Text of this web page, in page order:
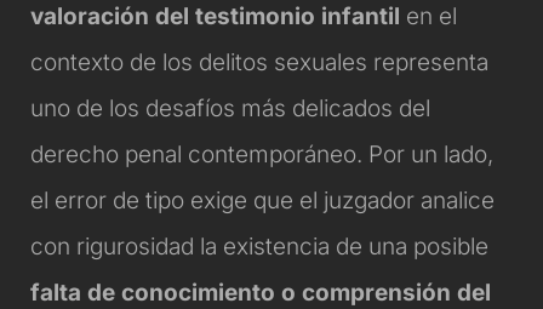
valoración del testimonio infantil en el
contexto de los delitos sexuales representa
uno de los desafíos más delicados del
derecho penal contemporáneo. Por un lado,
el error de tipo exige que el juzgador analice
con rigurosidad la existencia de una posible
falta de conocimiento o comprensión del